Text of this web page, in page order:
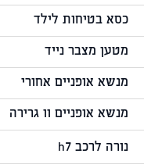
כסא בטיחות לילד
מטען מצבר נייד
מנשא אופניים אחורי
מנשא אופניים וו גרירה
נורה לרכב h7